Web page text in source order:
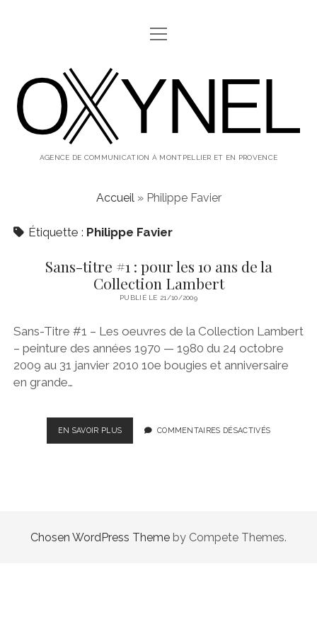
ABOUT
twitterinstagram
linkedin
ouvrir
menu
oxynel,
le
blog
AGENCE DE COMMUNICATION À MONTPELLIER ET EN PROVENCE
Accueil» Philippe Favier
Étiquette : Philippe Favier
Sans-titre #1 : pour les 10 ans de la
Collection Lambert
PUBLIÉ LE 21/10/2009
Sans-Titre #1 – Les oeuvres de la Collection Lambert
– peinture des années 1970 — 1980 du 24 octobre
2009 au 31 janvier 2010 10e bougies et anniversaire
en grande…
EN SAVOIR PLUSSANS-
TITRE
DE
COMMENTAIRES DÉSACTIVÉS
Chosen WordPress Theme by Compete Themes.